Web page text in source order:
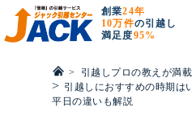
創業24年
10万件の引越し
満足度95%
> 引越しプロの教えが満
> 引越しにおすすめの時期は
平日の違いも解説